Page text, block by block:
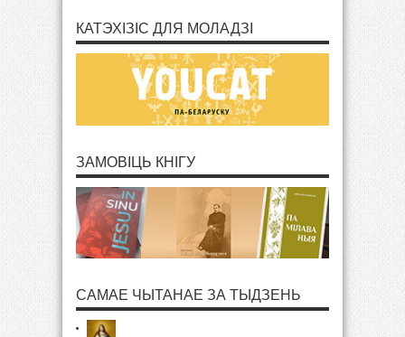
КАТЭХІЗІС ДЛЯ МОЛАДЗІ
ЗАМОВІЦЬ КНІГУ
САМАЕ ЧЫТАНАЕ ЗА ТЫДЗЕНЬ